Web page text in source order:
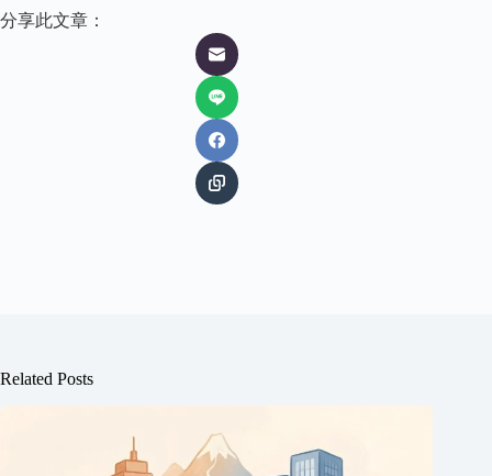
分享此文章：
Related Posts